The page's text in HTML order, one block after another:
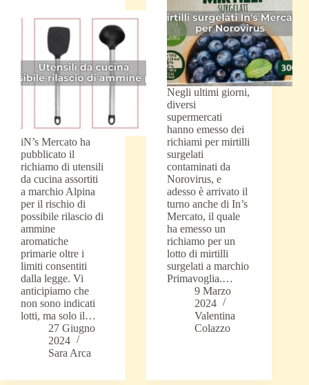
iN’s Mercato ha
pubblicato il
richiamo di utensili
da cucina assortiti
a marchio Alpina
per il rischio di
possibile rilascio di
ammine
aromatiche
primarie oltre i
limiti consentiti
dalla legge. Vi
anticipiamo che
non sono indicati
lotti, ma solo il…
27 Giugno
2024
Sara Arca
Negli ultimi giorni,
diversi
supermercati
hanno emesso dei
richiami per mirtilli
surgelati
contaminati da
Norovirus, e
adesso è arrivato il
turno anche di In’s
Mercato, il quale
ha emesso un
richiamo per un
lotto di mirtilli
surgelati a marchio
Primavoglia.…
9 Marzo
2024
Valentina
Colazzo